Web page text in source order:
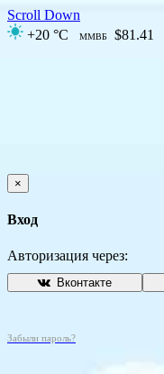
Scroll Down
+20 °C
ММВБ $81.41
×
Вход
Авторизация через:
Вконтакте
Забыли пароль?